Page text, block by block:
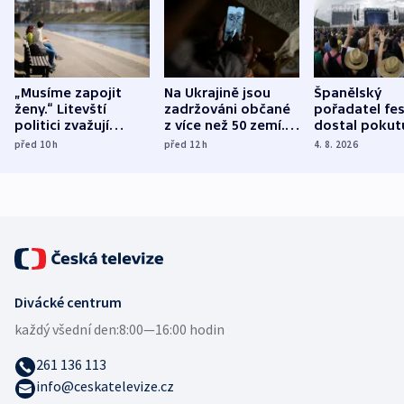
„Musíme zapojit
ženy.“ Litevští
politici zvažují
dohodu o
před 10h
Na Ukrajině jsou
zadržováni občané
z více než 50 zemí.
Bojovali na straně
před 12h
Španělský
pořadatel
dostal
nekalé
4. 8. 2026
Divácké centrum
každý všední den:8:00—16:00 hodin
261 136 113
info@ceskatelevize.cz